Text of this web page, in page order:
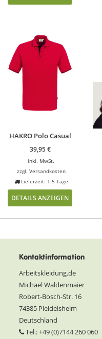
HAKRO Polo Casual
39,95€
inkl. MwSt.
zzgl. Versandkosten
Lieferzeit: 1-5 Tage
DETAILS ANZEIGEN
Kontaktinformation
Arbeitskleidung.de
Michael Waldenmaier
Robert-Bosch-Str. 16
74385 Pleidelsheim
Deutschland
Tel.: +49 (0)7144 260 060